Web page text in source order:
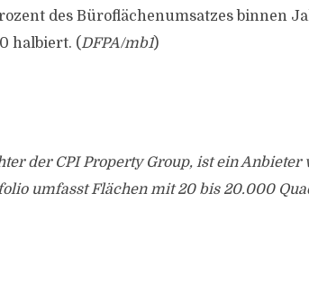
des Büroflächenumsatzes binnen
halbiert. (DFPA/mb1)
der CPI Property Group, ist ein Anbieter
umfasst Flächen mit 20 bis 20.000